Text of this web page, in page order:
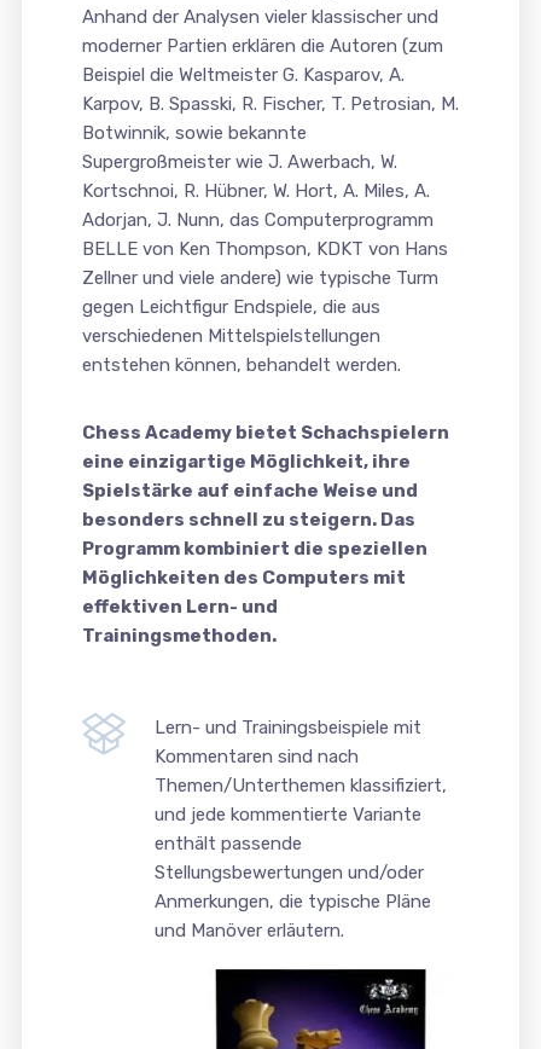
Anhand der Analysen vieler klassischer und
moderner Partien erklären die Autoren (zum
Beispiel die Weltmeister G. Kasparov, A.
Karpov, B. Spasski, R. Fischer, T. Petrosian, M.
Botwinnik, sowie bekannte
Supergroßmeister wie J. Awerbach, W.
Kortschnoi, R. Hübner, W. Hort, A. Miles, A.
Adorjan, J. Nunn, das Computerprogramm
BELLE von Ken Thompson, KDKT von Hans
Zellner und viele andere) wie typische Turm
gegen Leichtfigur Endspiele, die aus
verschiedenen Mittelspielstellungen
entstehen können, behandelt werden.
Chess Academy bietet Schachspielern
eine einzigartige Möglichkeit, ihre
Spielstärke auf einfache Weise und
besonders schnell zu steigern. Das
Programm kombiniert die speziellen
Möglichkeiten des Computers mit
effektiven Lern- und
Trainingsmethoden.
Lern- und Trainingsbeispiele mit
Kommentaren sind nach
Themen/Unterthemen klassifiziert,
und jede kommentierte Variante
enthält passende
Stellungsbewertungen und/oder
Anmerkungen, die typische Pläne
und Manöver erläutern.